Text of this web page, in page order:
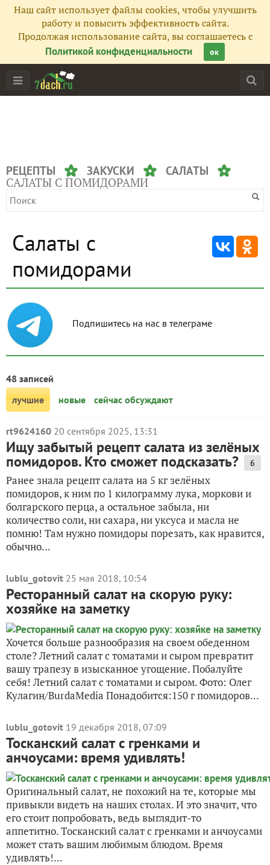
Наш сайт использует файлы cookies, чтобы улучшить
работу и повысить эффективность сайта.
Продолжая использование сайта, вы соглашаетесь с
Политикой конфиденциальности
ок
РЕЦЕПТЫ ЗАКУСКИ САЛАТЫ
САЛАТЫ С ПОМИДОРАМИ
Салаты с
помидорами
Подпишитесь на нас в телеграме
48 записей
лучшие
новые сейчас обсуждают
rt9624160 20 сентября 2025, 13:31
Ищу забытый рецепт салата из зелёных
помидоров. Кто сможет подсказать? 6
Ранее знала рецепт салата на 5 кг зелёных
помидоров, к ним по 1 килограмму лука, моркови и
болгарского перца, а остальное забыла, ни
количество соли, ни сахара, ни уксуса и масла не
помню! Там нужно помидоры порезать, как нравится,
обычно...
lublu_gotovit 25 мая 2018, 10:54
Ресторанный салат на скорую руку:
хозяйке на заметку
Хочется больше разнообразия на своем обеденном
столе? Летний салат с томатами и сыром превратит
вашу трапезу в изысканное угощение. Побалуйте
себя! Летний салат с томатами и сыром. Фото: Олег
Кулагин/BurdaMedia Понадобится:150 г помидоров...
lublu_gotovit 19 декабря 2018, 07:09
Тосканский салат с гренками и
анчоусами: время удивлять!
Оригинальный салат, не похожий на те, которые мы
привыкли видеть на наших столах. И это значит, что
его стоит попробовать, ведь выглядит-то
аппетитно. Тосканский салат с гренками и анчоусами
может стать вашим любимым блюдом. Время
удивлять!...